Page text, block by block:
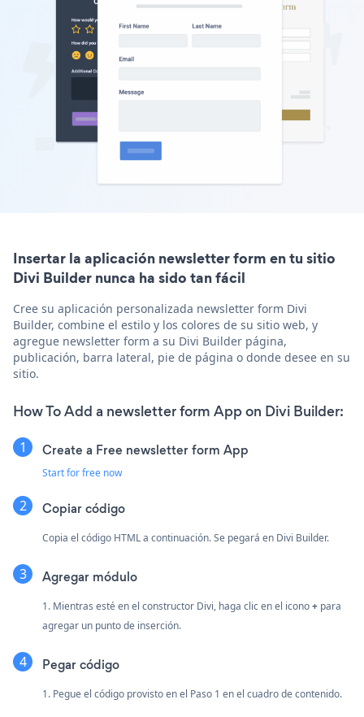
Insertar la aplicación newsletter form en tu sitio
Divi Builder nunca ha sido tan fácil
Cree su aplicación personalizada newsletter form Divi
Builder, combine el estilo y los colores de su sitio web, y
agregue newsletter form a su Divi Builder página,
publicación, barra lateral, pie de página o donde desee en su
sitio.
How To Add a newsletter form App on Divi Builder:
Create a Free newsletter form App
Start for free now
Copiar código
Copia el código HTML a continuación. Se pegará en Divi Builder.
Agregar módulo
1. Mientras esté en el constructor Divi, haga clic en el icono+ para
agregar un punto de inserción.
Pegar código
1. Pegue el código provisto en el Paso 1 en el cuadro de contenido.